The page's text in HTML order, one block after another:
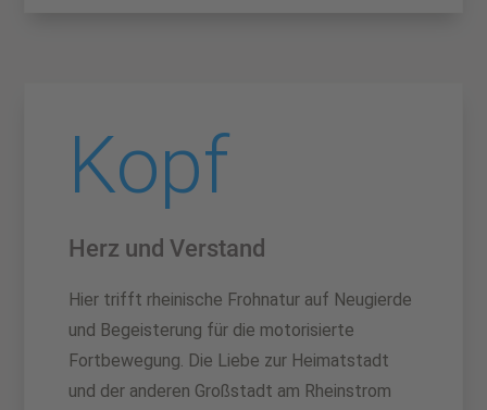
Herz und Verstand
Hier trifft rheinische Frohnatur auf Neugierde
und Begeisterung für die motorisierte
Fortbewegung. Die Liebe zur Heimatstadt
und der anderen Großstadt am Rheinstrom